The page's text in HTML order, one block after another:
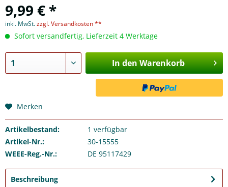
9,99 € *
inkl. MwSt.zzgl. Versandkosten **
Sofort versandfertig, Lieferzeit 4 Werktage
In den Warenkorb
Merken
Artikelbestand: 1 verfügbar
Artikel-Nr.:
30-15555
WEEE-Reg.-Nr.:
DE 95117429
Beschreibung